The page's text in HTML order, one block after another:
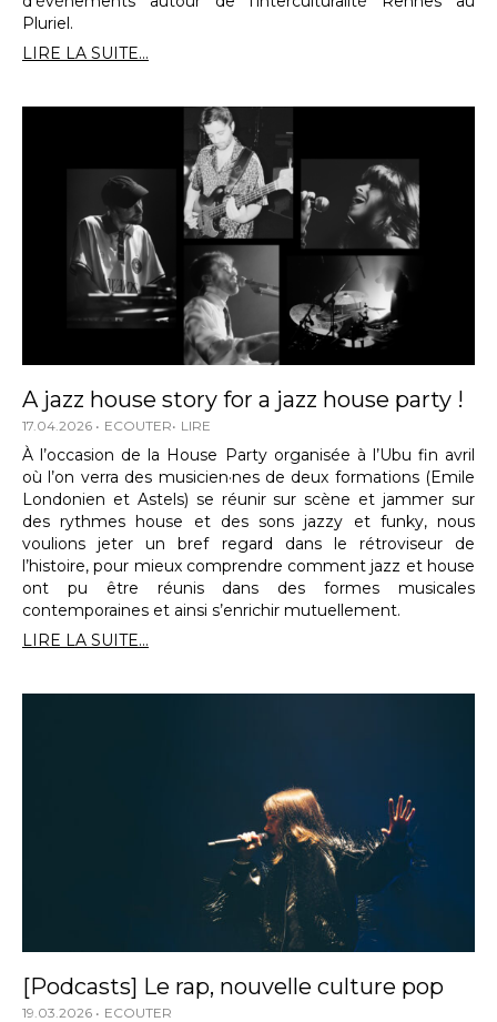
Pluriel.
LIRE LA SUITE...
A jazz house story for a jazz house party !
17.04.2026 ECOUTER LIRE
À l’occasion de la House Party organisée à l’Ubu fin avril
où l’on verra des musicien·nes de deux formations (Emile
Londonien et Astels) se réunir sur scène et jammer sur
des rythmes house et des sons jazzy et funky, nous
voulions jeter un bref regard dans le rétroviseur de
l’histoire, pour mieux comprendre comment jazz et house
ont pu être réunis dans des formes musicales
contemporaines et ainsi s’enrichir mutuellement.
LIRE LA SUITE...
[Podcasts] Le rap, nouvelle culture pop
19.03.2026 ECOUTER